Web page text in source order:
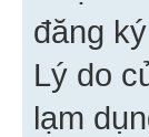
đăng
Lý do
lạm